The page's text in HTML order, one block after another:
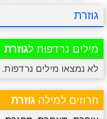
יצירה משחקי בנות
גוזרת
מילים נרדפות לגוזרת
לא נמצאו מילים נרדפות.
חרוזים למילה גוזרת